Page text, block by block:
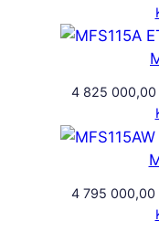
4 825 000,00
4 795 000,00